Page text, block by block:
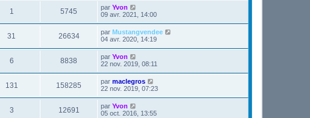
1 5745 par Yvon
09 avr. 2021, 14:00
31 26634 par Mustangvendee
04 avr. 2020, 14:19
6 8838 par Yvon
22 nov. 2019, 08:11
131 158285 par maclegros
22 nov. 2019, 07:23
3 12691 par Yvon
05 oct. 2016, 13:55